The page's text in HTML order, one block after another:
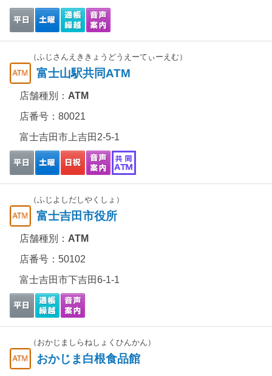
（ふじさんえききょうどうえーてぃーえむ）
富士山駅共同ATM
店舗種別： ATM
店番号：80021
富士吉田市上吉田2-5-1
（ふじよしだしやくしょ）
富士吉田市役所
店舗種別： ATM
店番号：50102
富士吉田市下吉田6-1-1
（おかじましらねしょくひんかん）
おかじま白根食品館